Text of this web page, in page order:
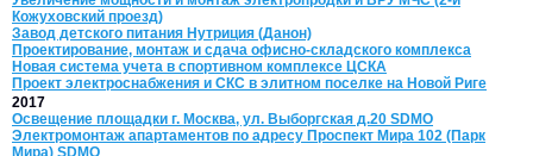
Кожуховский проезд)
Завод детского питания Нутриция (Данон)
Проектирование, монтаж и сдача офисно-складского комплекса
Новая система учета в спортивном комплексе ЦСКА
Проект электроснабжения и СКС в элитном поселке на Новой Риге
2017
Освещение площадки г. Москва, ул. Выборгская д.20 SDMO
Электромонтаж апартаментов по адресу Проспект Мира 102 (Парк
Мира) SDMO